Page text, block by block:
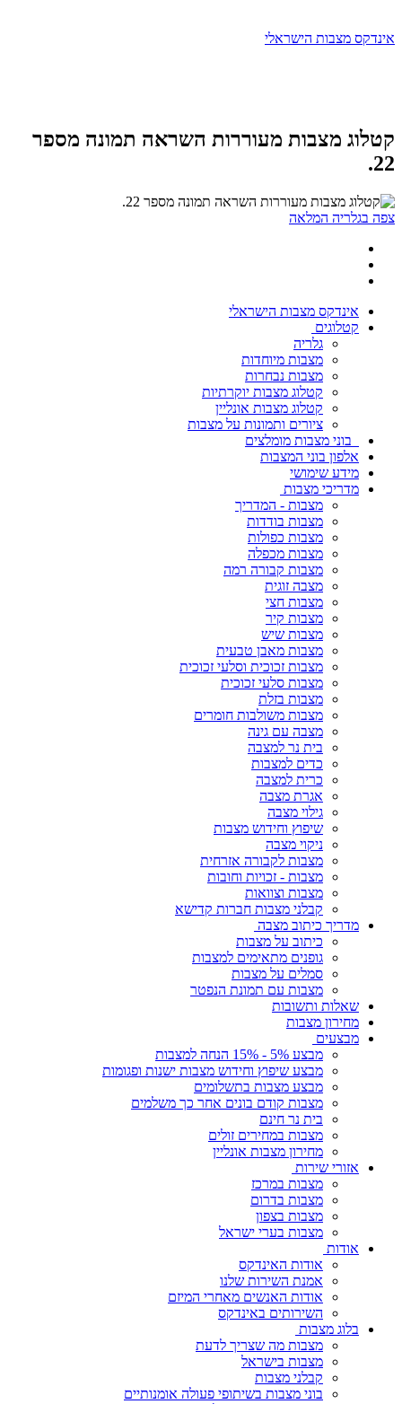
אינדקס מצבות הישראלי
קטלוג מצבות מעוררות השראה תמונה מספר
22.
צפה בגלריה המלאה
אינדקס מצבות הישראלי
קטלוגים
גלריה
מצבות מיוחדות
מצבות נבחרות
קטלוג מצבות יוקרתיות
קטלוג מצבות אונליין
ציורים ותמונות על מצבות
בוני מצבות מומלצים
אלפון בוני המצבות
מידע שימושי
מדריכי מצבות
מצבות - המדריך
מצבות בודדות
מצבות כפולות
מצבות מכפלה
מצבות קבורה רמה
מצבה זוגית
מצבות חצי
מצבות קיר
מצבות שיש
מצבות מאבן טבעית
מצבות זכוכית וסלעי זכוכית
מצבות סלעי זכוכית
מצבות בזלת
מצבות משולבות חומרים
מצבה עם גינה
בית נר למצבה
כדים למצבות
כרית למצבה
אגרת מצבה
גילוי מצבה
שיפוץ וחידוש מצבות
ניקוי מצבה
מצבות לקבורה אזרחית
מצבות - זכויות וחובות
מצבות וצוואות
קבלני מצבות חברות קדישא
מדריך כיתוב מצבה
כיתוב על מצבות
גופנים מתאימים למצבות
סמלים על מצבות
מצבות עם תמונת הנפטר
שאלות ותשובות
מחירון מצבות
מבצעים
מבצע 5% - 15% הנחה למצבות
מבצע שיפוץ וחידוש מצבות ישנות ופגומות
מבצע מצבות בתשלומים
מצבות קודם בונים אחר כך משלמים
בית נר חינם
מצבות במחירים זולים
מחירון מצבות אונליין
אזורי שירות
מצבות במרכז
מצבות בדרום
מצבות בצפון
מצבות בערי ישראל
אודות
אודות האינדקס
אמנת השירות שלנו
אודות האנשים מאחרי המיזם
השירותים באינדקס
בלוג מצבות
מצבות מה שצריך לדעת
מצבות בישראל
קבלני מצבות
בוני מצבות בשיתופי פעולה אומנותיים